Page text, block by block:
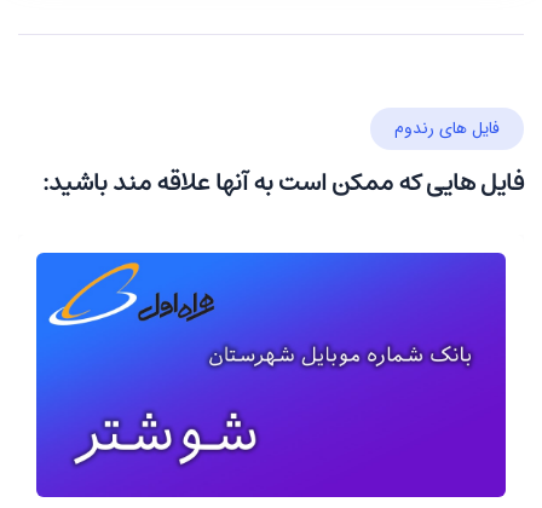
فایل های رندوم
فایل هایی که ممکن است به آنها علاقه مند باشید: